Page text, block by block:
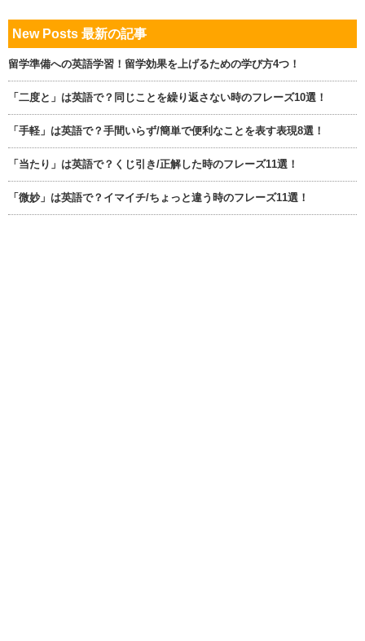
New Posts 最新の記事
留学準備への英語学習！留学効果を上げるための学び方4つ！
「二度と」は英語で？同じことを繰り返さない時のフレーズ10選！
「手軽」は英語で？手間いらず/簡単で便利なことを表す表現8選！
「当たり」は英語で？くじ引き/正解した時のフレーズ11選！
「微妙」は英語で？イマイチ/ちょっと違う時のフレーズ11選！